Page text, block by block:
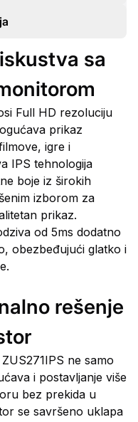
sa
Full HD rezoluciju
prikaz
igre i
IPS tehnologija
boje iz širokih
izborom za
prikaz.
od 5ms dodatno
obezbeđujući glatko i
rešenje
ne samo
i postavljanje više
bez prekida u
se savršeno uklapa